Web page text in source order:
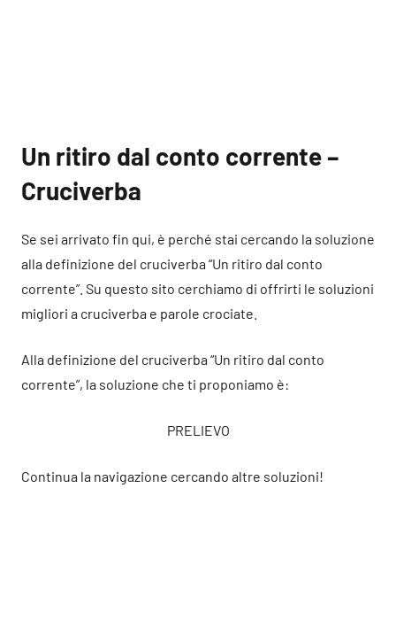
Un ritiro dal conto corrente –
Cruciverba
Se sei arrivato fin qui, è perché stai cercando la soluzione
alla definizione del cruciverba “Un ritiro dal conto
corrente”. Su questo sito cerchiamo di offrirti le soluzioni
migliori a cruciverba e parole crociate.
Alla definizione del cruciverba “Un ritiro dal conto
corrente”, la soluzione che ti proponiamo è:
PRELIEVO
Continua la navigazione cercando altre soluzioni!